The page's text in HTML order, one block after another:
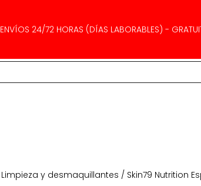
ENVÍOS 24/72 HORAS (DÍAS LABORABLES) -
Limpieza y desmaquillantes / Skin79 Nutrition